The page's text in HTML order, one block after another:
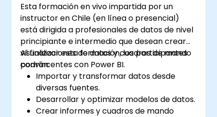
Esta formación en vivo impartida por un
instructor en Chile (en línea o presencial)
está dirigida a profesionales de datos de nivel
principiante e intermedio que desean crear
visualizaciones de datos y cuadros de mando
convincentes con Power BI.
Al finalizar esta formación, los participantes
podrán:
Importar y transformar datos desde
diversas fuentes.
Desarrollar y optimizar modelos de datos.
Crear informes y cuadros de mando